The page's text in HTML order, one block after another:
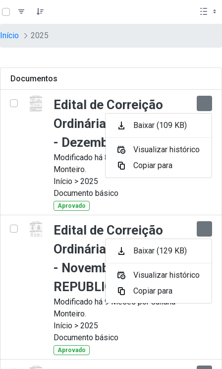
Pular para o Conteúdo principal
teste descricao
Início 2025
Documentos
Edital de Correição
Ordinária nº 012-2025
- Dezembro
Modificado há 8 Meses por Juliana
Monteiro.
Início > 2025
Documento básico
Aprovado
Edital de Correição
Ordinária nº 011-2025
- Novembro -
REPUBLICADO
Modificado há 9 Meses por Juliana
Monteiro.
Início > 2025
Documento básico
Aprovado
Baixar (109 KB)
Visualizar histórico
Copiar para
Baixar (129 KB)
Visualizar histórico
Copiar para